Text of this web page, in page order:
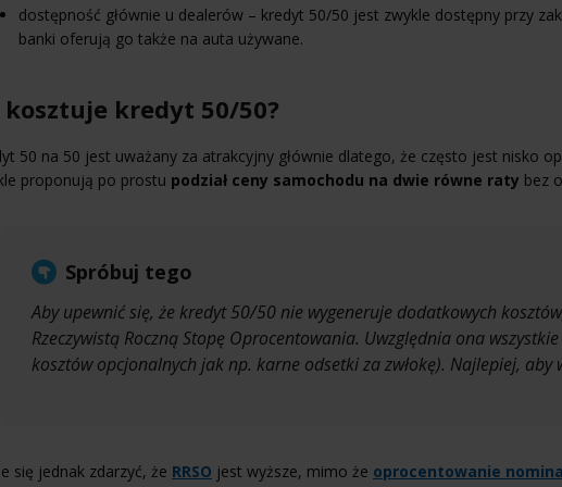
dostępność głównie u dealerów – kredyt 50/50 jest zwykle dostępny przy
banki oferują go także na auta używane.
kosztuje kredyt 50/50?
50 na 50 jest uważany za atrakcyjny głównie dlatego, że często jest nisko
proponują po prostu podział ceny samochodu na dwie równe raty bez
Spróbuj tego
Aby upewnić się, że kredyt 50/50 nie wygeneruje dodatkowych
Rzeczywistą Roczną Stopę Oprocentowania. Uwzględnia ona
kosztów opcjonalnych jak np. karne odsetki za zwłokę). Najlepiej, aby
się jednak zdarzyć, że RRSO jest wyższe, mimo że oprocentowanie